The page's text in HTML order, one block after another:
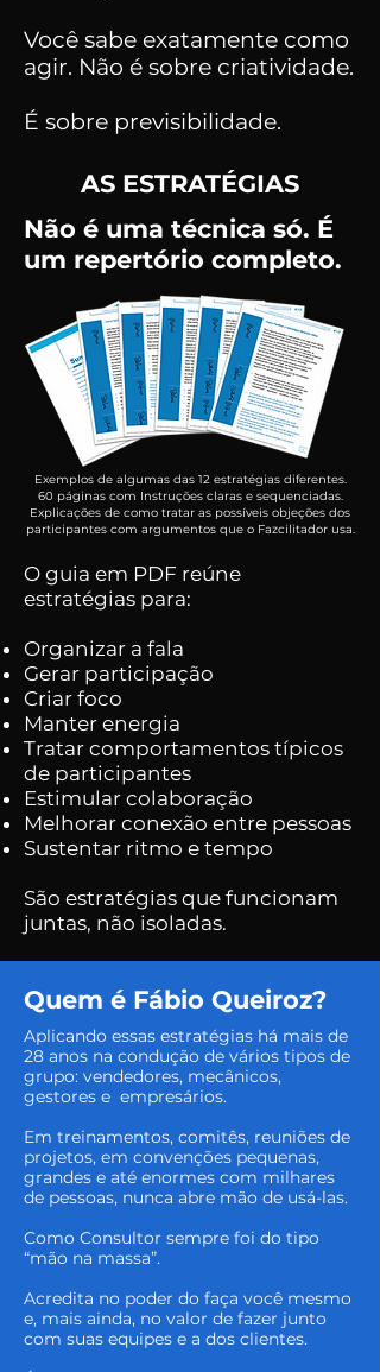
Você sabe exatamente como
agir. Não é sobre criatividade.
É sobre previsibilidade.
AS ESTRATÉGIAS
Não é uma técnica só. É
um repertório completo.
Exemplos de algumas das 12 estratégias diferentes.
60 páginas com Instruções claras e sequenciadas.
Explicações de como tratar as possíveis objeções dos
participantes com argumentos que o Fazcilitador usa.
O guia em PDF reúne
estratégias para:
Organizar a fala
Gerar participação
Criar foco
Manter energia
Tratar comportamentos típicos
de participantes
Estimular colaboração
Melhorar conexão entre pessoas
Sustentar ritmo e tempo
São estratégias que funcionam
juntas, não isoladas.
Quem é Fábio Queiroz?
Aplicando essas estratégias há mais de
28 anos na condução de vários tipos de
grupo: vendedores, mecânicos,
gestores e empresários.
Em treinamentos, comitês, reuniões de
projetos, em convenções pequenas,
grandes e até enormes com milhares
de pessoas, nunca abre mão de usá-las.
Como Consultor sempre foi do tipo
“mão na massa”.
Acredita no poder do faça você mesmo
e, mais ainda, no valor de fazer junto
com suas equipes e a dos clientes.